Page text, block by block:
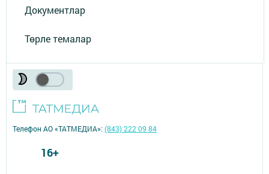
Документлар
Төрле темалар
Телефон АО «ТАТМЕДИА»:(843) 222 09 84
16+